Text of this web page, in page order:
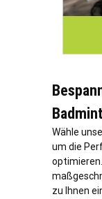
Wähle
um die
zu Ihnen